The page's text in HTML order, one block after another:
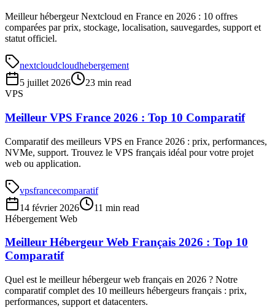
Meilleur hébergeur Nextcloud en France en 2026 : 10 offres
comparées par prix, stockage, localisation, sauvegardes, support et
statut officiel.
nextcloudcloudhebergement
5 juillet 2026
23 min read
VPS
Meilleur VPS France 2026 : Top 10 Comparatif
Comparatif des meilleurs VPS en France 2026 : prix, performances,
NVMe, support. Trouvez le VPS français idéal pour votre projet
web ou application.
vpsfrancecomparatif
14 février 2026
11 min read
Hébergement Web
Meilleur Hébergeur Web Français 2026 : Top 10
Comparatif
Quel est le meilleur hébergeur web français en 2026 ? Notre
comparatif complet des 10 meilleurs hébergeurs français : prix,
performances, support et datacenters.